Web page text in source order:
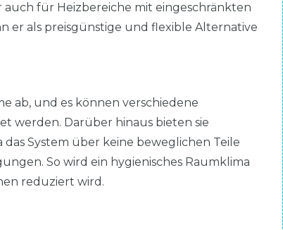
für Heizbereiche mit eingeschränkten
er als preisgünstige und flexible Alternative
ab, und es können verschiedene
werden. Darüber hinaus bieten sie
System über keine beweglichen Teile
So wird ein hygienisches Raumklima
reduziert wird.